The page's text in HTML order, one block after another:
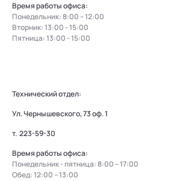
Время работы офиса:
Понедельник: 8:00 – 12:00
Вторник: 13:00 - 15:00
Пятница: 13:00 - 15:00
Технический отдел:
Ул. Чернышевского, 73 оф. 1
т. 223-59-30
Время работы офиса:
Понедельник - пятница: 8:00 – 17:00
Обед: 12:00 – 13:00